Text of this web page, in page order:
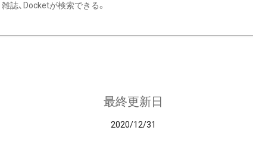
雑誌、Docketが検索できる。
最終更新日
2020/12/31